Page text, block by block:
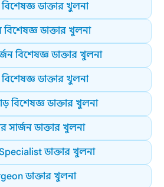
ডাক্তার খুলনা
বিশেষজ্ঞ ডাক্তার খুলনা
বিশেষজ্ঞ ডাক্তার খুলনা
বিশেষজ্ঞ ডাক্তার খুলনা
বিশেষজ্ঞ ডাক্তার খুলনা
সার্জন ডাক্তার খুলনা
ডাক্তার খুলনা
ডাক্তার খুলনা